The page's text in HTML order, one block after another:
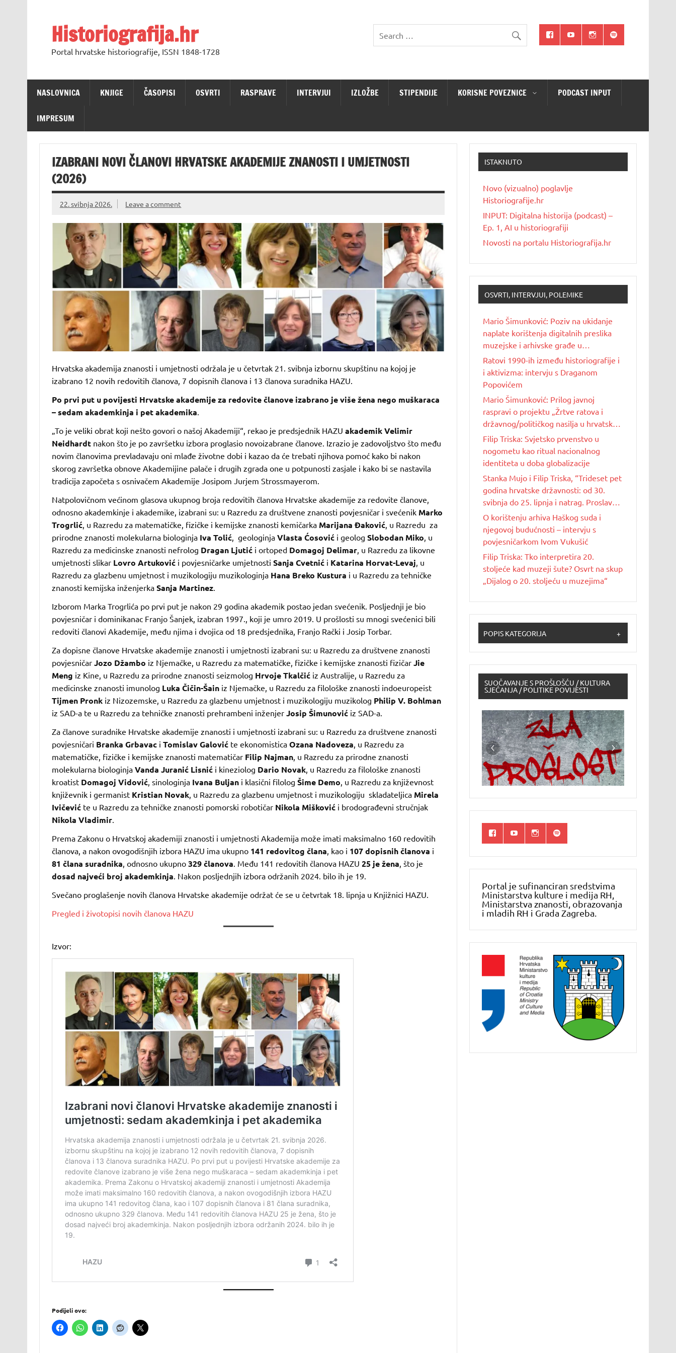
Historiografija.hr
Portal hrvatske historiografije, ISSN 1848-1728
NASLOVNICA KNJIGE ČASOPISI OSVRTI RASPRAVE INTERVJUI IZLOŽBE STIPENDIJE KORISNE POVEZNICE PODCAST INPUT
IMPRESUM
IZABRANI NOVI ČLANOVI HRVATSKE AKADEMIJE ZNANOSTI I UMJETNOSTI
(2026)
22. svibnja 2026. Leave a comment
Hrvatska akademija znanosti i umjetnosti održala je u četvrtak 21. svibnja izbornu skupštinu na kojoj je
izabrano 12 novih redovitih članova, 7 dopisnih članova i 13 članova suradnika HAZU.
Po prvi put u povijesti Hrvatske akademije za redovite članove izabrano je više žena nego muškaraca
– sedam akademkinja i pet akademika
„To je veliki obrat koji nešto govori o našoj Akademiji“, rekao je predsjednik HAZU akademik Velimir
Neidhardtnakon što je po završetku izbora proglasio novoizabrane članove. Izrazio je zadovoljstvo što među
novim članovima prevladavaju oni mlađe životne dobi i kazao da će trebati njihova pomoć kako bi nakon
skorog završetka obnove Akademijine palače i drugih zgrada one u potpunosti zasjale i kako bi se nastavila
tradicija započeta s osnivačem Akademije Josipom Jurjem Strossmayerom.
Natpolovičnom većinom glasova ukupnog broja redovitih članova Hrvatske akademije za redovite članove,
odnosno akademkinje i akademike, izabrani su: u Razredu za društvene znanosti povjesničar i svećenik Marko
Trogrlić, u Razredu za matematičke, fizičke i kemijske znanosti kemičarka Marijana Đaković, u Razredu za
prirodne znanosti molekularna biologinja Iva Tolić, geologinja Vlasta Ćosović i geolog Slobodan Miko , u
Razredu za medicinske znanosti nefrolog Dragan Ljutići ortoped Domagoj Delimar, u Razredu za likovne
umjetnosti slikar Lovro Artukovići povjesničarke umjetnosti Sanja Cvetnići Katarina Horvat-Levaj , u
Razredu za glazbenu umjetnost i muzikologiju muzikologinja Hana Breko Kustura i u Razredu za tehničke
znanosti kemijska inženjerka Sanja Martinez.
Izborom Marka Trogrlića po prvi put je nakon 29 godina akademik postao jedan svećenik. Posljednji je bio
povjesničar i dominikanac Franjo Šanjek, izabran 1997., koji je umro 2019. U prošlosti su mnogi svećenici bili
redoviti članovi Akademije, među njima i dvojica od 18 predsjednika, Franjo Rački i Josip Torbar.
Za dopisne članove Hrvatske akademije znanosti i umjetnosti izabrani su: u Razredu za društvene znanosti
povjesničar Jozo Džambo iz Njemačke, u Razredu za matematičke, fizičke i kemijske znanosti fizičar Jie
Meng iz Kine, u Razredu za prirodne znanosti seizmolog Hrvoje Tkalčićiz Australije, u Razredu za
medicinske znanosti imunolog Luka Čičin-Šainiz Njemačke, u Razredu za filološke znanosti indoeuropeist
Tijmen Pronkiz Nizozemske, u Razredu za glazbenu umjetnost i muzikologiju muzikolog Philip V. Bohlman
iz SAD-a te u Razredu za tehničke znanosti prehrambeni inženjer Josip Šimunovićiz SAD-a.
Za članove suradnike Hrvatske akademije znanosti i umjetnosti izabrani su: u Razredu za društvene znanosti
povjesničari Branka Grbavaci Tomislav Galovićte ekonomistica Ozana Nadoveza , u Razredu za
matematičke, fizičke i kemijske znanosti matematičar Filip Najman, u Razredu za prirodne znanosti
molekularna biologinja Vanda Juranić Lisnići kineziolog Dario Novak, u Razredu za filološke znanosti
kroatist Domagoj Vidović, sinologinja Ivana Buljani klasični filolog Šime Demo , u Razredu za književnost
književnik i germanist Kristian Novak, u Razredu za glazbenu umjetnost i muzikologiju skladateljica Mirela
Ivičevićte u Razredu za tehničke znanosti pomorski robotičar Nikola Miškovići brodograđevni stručnjak
Nikola Vladimir.
Prema Zakonu o Hrvatskoj akademiji znanosti i umjetnosti Akademija može imati maksimalno 160 redovitih
članova, a nakon ovogodišnjih izbora HAZU ima ukupno 141 redovitog člana , kao i 107 dopisnih članova i
81 člana suradnika , odnosno ukupno 329 članova . Među 141 redovitih članova HAZU 25 je žena , što je
dosad najveći broj akademkinja . Nakon posljednjih izbora održanih 2024. bilo ih je 19.
Svečano proglašenje novih članova Hrvatske akademije održat će se u četvrtak 18. lipnja u Knjižnici HAZU.
Pregled i životopisi novih članova HAZU
Izvor:
Podijeli ovo:
ISTAKNUTO
Novo (vizualno) poglavlje
Historiografije.hr
INPUT: Digitalna historija (podcast) –
Ep. 1, AI u historiografiji
Novosti na portalu Historiografija.hr
OSVRTI, INTERVJUI, POLEMIKE
Mario Šimunković: Poziv na ukidanje
naplate korištenja digitalnih preslika
muzejske i arhivske građe u
nekomercijalne svrhe
Ratovi 1990-ih između historiografije i
i aktivizma: intervju s Draganom
Popovićem
Mario Šimunković: Prilog javnoj
raspravi o projektu „Žrtve ratova i
državnog/političkog nasilja u hrvatskoj
povijesti 20. stoljeća“
Filip Triska: Svjetsko prvenstvo u
nogometu kao ritual nacionalnog
identiteta u doba globalizacije
Stanka Mujo i Filip Triska, “Trideset pet
godina hrvatske državnosti: od 30.
svibnja do 25. lipnja i natrag. Proslave
Dana državnosti u Republici Hrvatskoj
od 1990. do 2025. godine”
O korištenju arhiva Haškog suda i
njegovoj budućnosti – intervju s
povjesničarkom Ivom Vukušić
Filip Triska: Tko interpretira 20.
stoljeće kad muzeji šute? Osvrt na skup
„Dijalog o 20. stoljeću u muzejima“
POPIS KATEGORIJA +
SUOČAVANJE S PROŠLOŠĆU / KULTURA
SJEĆANJA / POLITIKE POVIJESTI
Portal je sufinanciran sredstvima
Ministarstva kulture i medija RH,
Ministarstva znanosti, obrazovanja
i mladih RH i Grada Zagreba.